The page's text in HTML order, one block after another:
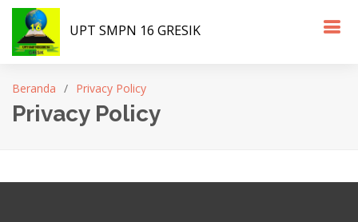
UPT SMPN 16 GRESIK
Beranda Privacy Policy
Privacy Policy